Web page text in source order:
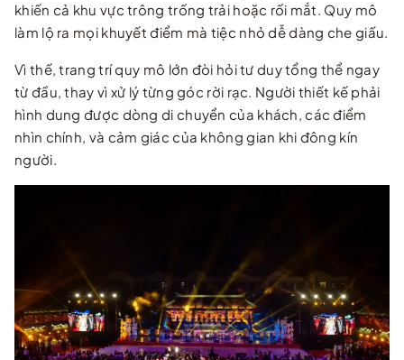
khiến cả khu vực trông trống trải hoặc rối mắt. Quy mô
làm lộ ra mọi khuyết điểm mà tiệc nhỏ dễ dàng che giấu.
Vì thế, trang trí quy mô lớn đòi hỏi tư duy tổng thể ngay
từ đầu, thay vì xử lý từng góc rời rạc. Người thiết kế phải
hình dung được dòng di chuyển của khách, các điểm
nhìn chính, và cảm giác của không gian khi đông kín
người.